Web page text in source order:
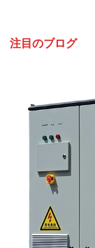
注目のブログ